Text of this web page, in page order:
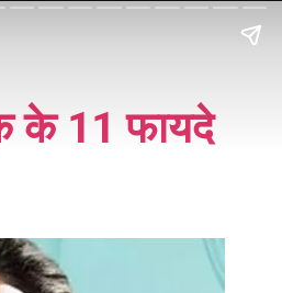
के 11 फायदे